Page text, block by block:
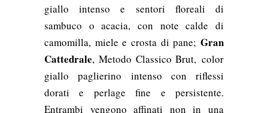
giallo intenso e sentori floreali di
sambuco o acacia, con note calde di
camomilla, miele e crosta di pane; Gran
Cattedrale, Metodo Classico Brut, color
giallo paglierino intenso con riflessi
dorati e perlage fine e persistente.
Entrambi vengono affinati non in una